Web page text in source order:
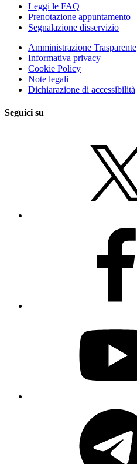
Leggi le FAQ
Prenotazione appuntamento
Segnalazione disservizio
Amministrazione Trasparente
Informativa privacy
Cookie Policy
Note legali
Dichiarazione di accessibilità
Seguici su